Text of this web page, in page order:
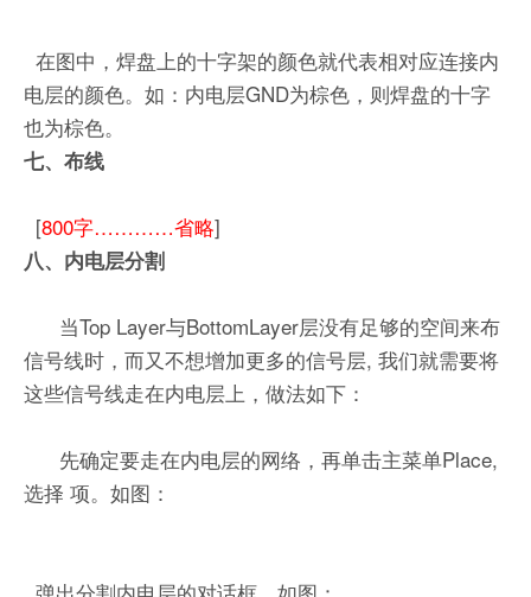
在图中，焊盘上的十字架的颜色就代表相对应连接内
电层的颜色。如：内电层GND为棕色，则焊盘的十字
也为棕色。
七、布线
[800字…………省略]
八、内电层分割
当Top Layer与BottomLayer层没有足够的空间来布
信号线时，而又不想增加更多的信号层, 我们就需要将
这些信号线走在内电层上，做法如下：
先确定要走在内电层的网络，再单击主菜单Place,
选择 项。如图：